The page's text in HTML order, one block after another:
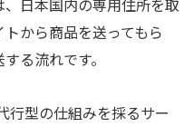
日本国内の専用住所を取
から商品を送ってもら
る流れです。
型の仕組みを採るサー